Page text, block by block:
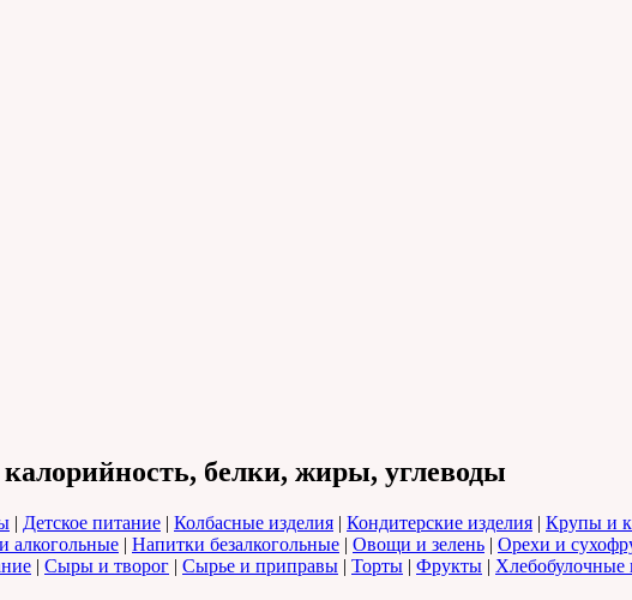
белки, жиры, углеводы
| Детское питание | Колбасные изделия | Кондитерские изделия | Крупы и
алкогольные | Напитки безалкогольные | Овощи и зелень | Орехи и
| Сыры и творог | Сырье и приправы | Торты | Фрукты | Хлебобулочные